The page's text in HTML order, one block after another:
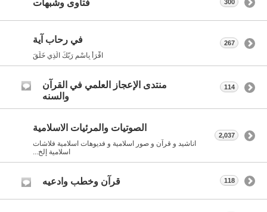
فتاوى وشبهات 300
في رحاب آية
اقْرَأْ بِاسْمِ رَبّكَ الّذِي خَلَقَ
267
منتدى الإعجاز العلمي في القرآن
والسنه
114
الصوتيات والمرئيات الاسلامية
اناشيد و قرآن و صور اسلامية و فديوهات اسلامية فلاشات
اسلامية إلخ...
2,037
قرآن وخطب وادعيه 118